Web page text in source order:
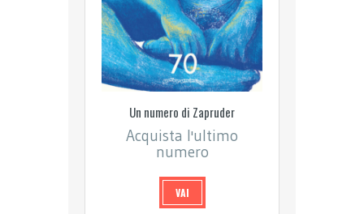
Un numero di Zapruder
Acquista l'ultimo
numero
VAI